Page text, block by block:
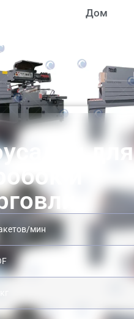
Дом
для
и
мин